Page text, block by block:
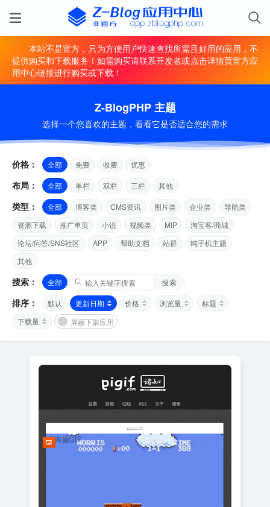
本站不是官方，只为方便用户快速查找所需且好用的应用，不
提供购买和下载服务！如需购买请联系开发者或点击详情页官方应
用中心链接进行购买或下载！
Z-BlogPHP 主题
选择一个您喜欢的主题，看看它是否适合您的需求
价格： 全部 免费 收费 优惠
布局： 全部 单栏 双栏 三栏 其他
类型： 全部 博客类 CMS资讯 图片类 企业类
导航类
资源下载
推广单页 小说 视频类 MIP
淘宝客/商城
论坛/问答/SNS社区
APP 帮助文档 站群
纯手机主题
其他
搜索： 全部 搜索
排序： 默认 更新日期 价格 浏览量
标题
下载量
屏蔽下架应用